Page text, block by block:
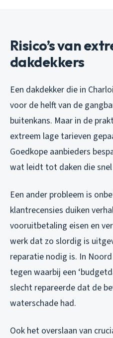
Risico’s van
dakdekkers
Een dakdekker die in
voor de helft van de
buitenkans. Maar in de
extreem lage tarieven
Goedkope aanbieders
wat leidt tot daken die
Een ander probleem is
klantrecensies duiken
vooruitbetaling eisen en
werk dat zo slordig is
reparatie nodig is. In
tegen waarbij een
slecht repareerde dat de
waterschade had.
Ook het overslaan van